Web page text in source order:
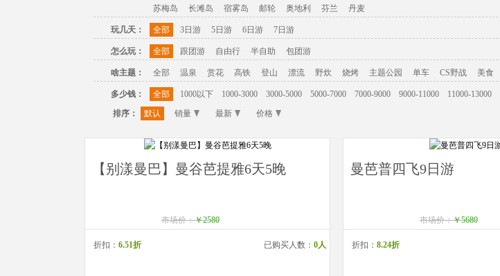
苏梅岛
长滩岛 宿雾岛 邮轮 奥地利 芬兰 丹麦
玩几天： 全部 3日游 5日游 6日游 7日游
怎么玩： 全部 跟团游 自由行 半自助 包团游
啥主题： 全部 温泉 赏花 高铁 登山 漂流 野炊 烧烤 主题公园 单车 CS野战 美食
多少钱： 全部 1000以下 1000-3000 3000-5000 5000-7000 7000-9000 9000-11000 11000-13000
排序：
默认 销量 最新 价格
【别漾曼巴】曼谷芭提雅6天5晚
市场价：￥2580
折扣： 6.51折 已购买人数： 0人
曼芭普四飞9日游
市场价：￥5680
折扣： 8.24折